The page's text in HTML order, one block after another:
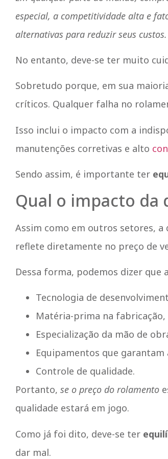
especial, a competitividade alta e
alternativas para reduzir seus custos.
No entanto, deve-se ter muito
Sobretudo porque, em sua
críticos. Qualquer falha no
Isso inclui o impacto com a
manutenções corretivas e alto
Sendo assim, é importante ter
Qual o impacto da
Assim como em outros setores,
reflete diretamente no preço de
Dessa forma, podemos dizer que
Tecnologia de
Matéria-prima na fabricação,
Especialização da mão de
Equipamentos que
Controle de qualidade.
Portanto, se o preço do rolamento
qualidade estará em jogo.
Como já foi dito, deve-se ter
dar mal.